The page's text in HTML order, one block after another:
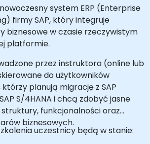
system ERP (Enterprise
firmy SAP, który integruje
biznesowe w czasie rzeczywistym
platformie.
przez instruktora (online lub
do użytkowników
planują migrację z SAP
S/4HANA i chcą zdobyć jasne
funkcjonalności oraz
biznesowych.
uczestnicy będą w stanie: